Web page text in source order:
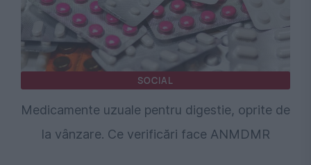
SOCIAL
Medicamente uzuale pentru digestie, oprite de
la vânzare. Ce verificări face ANMDMR